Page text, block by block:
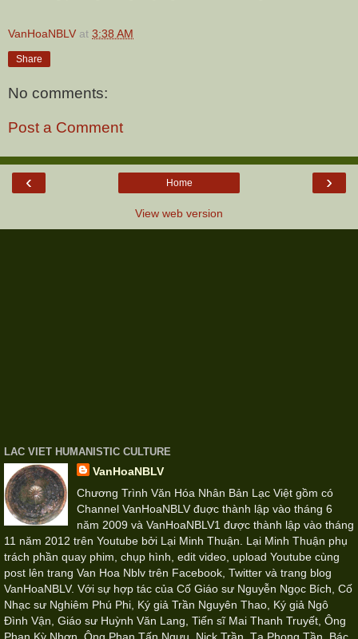
VanHoaNBLV at 3:38 AM
Share
No comments:
Post a Comment
‹ ›
Home
View web version
LAC VIET HUMANISTIC CULTURE
VanHoaNBLV
Chương Trình Văn Hóa Nhân Bản Lạc Việt gồm có
Channel VanHoaNBLV đuợc thành lập vào tháng 6
năm 2009 và VanHoaNBLV1 được thành lập vào tháng
11 năm 2012 trên Youtube bởi Lại Minh Thuận. Lại Minh Thuận phụ
trách phần quay phim, chụp hình, edit video, upload Youtube cùng
post lên trang Van Hoa Nblv trên Facebook, Twitter và trang blog
VanHoaNBLV. Với sự hợp tác của Cố Giáo sư Nguyễn Ngọc Bích, Cố
Nhạc sư Nghiêm Phú Phi, Ký giả Trần Nguyên Thao, Ký giả Ngô
Đình Vận, Giáo sư Huỳnh Văn Lang, Tiến sĩ Mai Thanh Truyết, Ông
Phan Kỳ Nhơn, Ông Phan Tấn Ngưu, Nick Trần, Tạ Phong Tần, Bác